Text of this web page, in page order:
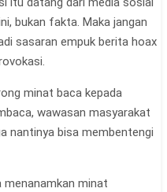
bukan fakta. Maka jangan
sasaran empuk berita hoax
minat baca kepada
wawasan masyarakat
nantinya bisa membentengi
minat